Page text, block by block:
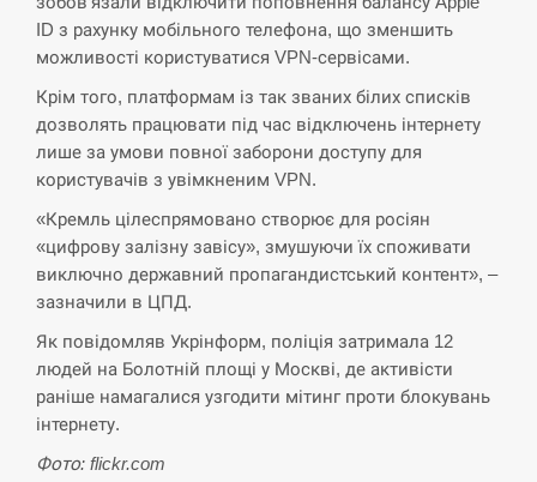
В Москве пожаловались на “кратный рост” атак
дронов Украины
СЕРПЕНЬ
13:40
Біля українського літака в аеропорту Лейпцига
виявили дрон, ймовірно, з…
СЕРПЕНЬ
“Они должны быть уничтожены”: в МИДе
СЕРПЕНЬ
13:10
Тайвань проводить найбільші військові
навчання на тлі загрози вторгнення з…
ID з рахунку мобільного телефона, що зменшить
можливості користуватися VPN-сервісами.
Крім того, платформам із так званих білих списків
дозволять працювати під час відключень інтернету
лише за умови повної заборони доступу для
користувачів з увімкненим VPN.
«Кремль цілеспрямовано створює для росіян
«цифрову залізну завісу», змушуючи їх споживати
виключно державний пропагандистський контент», –
зазначили в ЦПД.
Як повідомляв Укрінформ, поліція затримала 12
людей на Болотній площі у Москві, де активісти
раніше намагалися узгодити мітинг проти блокувань
інтернету.
Фото: flickr.com